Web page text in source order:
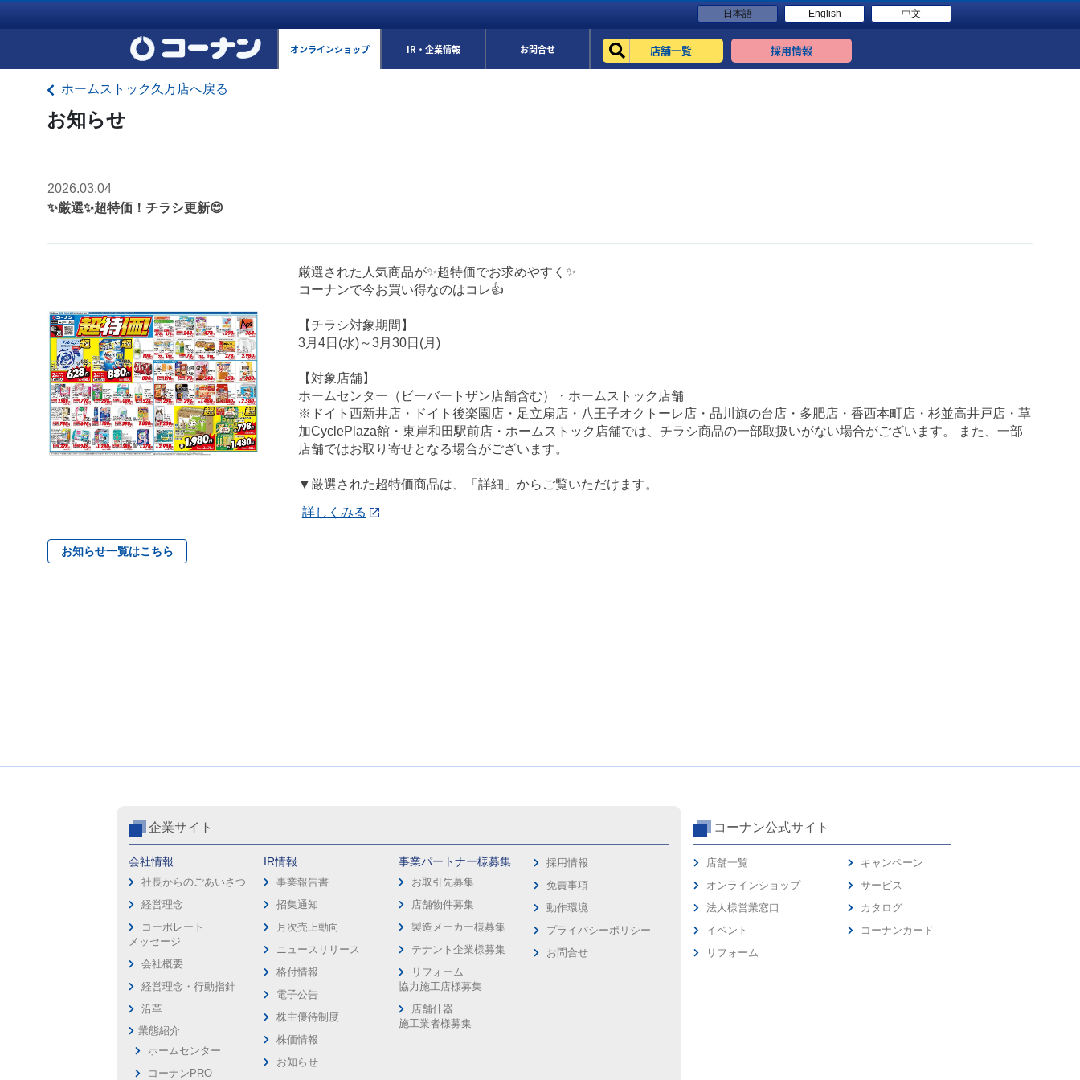
日本語 English 中文
オンラインショップ IR・企業情報 お問合せ 店舗一覧 採用情報
ホームストック久万店へ戻る
お知らせ
2026.03.04
✨厳選✨超特価！チラシ更新😊
厳選された人気商品が✨超特価でお求めやすく✨
コーナンで今お買い得なのはコレ👍
【チラシ対象期間】
3月4日(水)～3月30日(月)
【対象店舗】
ホームセンター（ビーバートザン店舗含む）・ホームストック店舗
※ドイト西新井店・ドイト後楽園店・足立扇店・八王子オクトーレ店・品川旗の台店・多肥店・香西本町店・杉並高井戸店・草
加CyclePlaza館・東岸和田駅前店・ホームストック店舗では、チラシ商品の一部取扱いがない場合がございます。 また、一部
店舗ではお取り寄せとなる場合がございます。
▼厳選された超特価商品は、「詳細」からご覧いただけます。
詳しくみる
お知らせ一覧はこちら
企業サイト
会社情報
社長からのごあいさつ
経営理念
コーポレート
メッセージ
会社概要
経営理念・行動指針
沿革
業態紹介
ホームセンター
コーナンPRO
IR情報
事業報告書
招集通知
月次売上動向
ニュースリリース
格付情報
電子公告
株主優待制度
株価情報
お知らせ
事業パートナー様募集
お取引先募集
店舗物件募集
製造メーカー様募集
テナント企業様募集
リフォーム
協力施工店様募集
店舗什器
施工業者様募集
採用情報
免責事項
動作環境
プライバシーポリシー
お問合せ
コーナン公式サイト
店舗一覧
オンラインショップ
法人様営業窓口
イベント
リフォーム
キャンペーン
サービス
カタログ
コーナンカード